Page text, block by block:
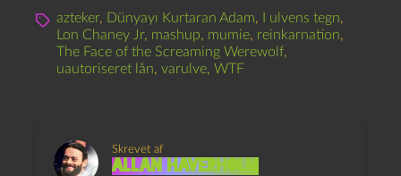
azteker, Dünyayı Kurtaran Adam, I ulvens tegn,
Lon Chaney Jr, mashup, mumie, reinkarnation,
The Face of the Screaming Werewolf,
uautoriseret lån, varulve, WTF
Skrevet af
Allan Haverholm